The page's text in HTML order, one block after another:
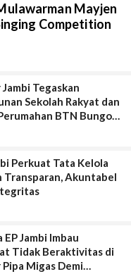
Mayjen
Competition
Tegaskan
Sekolah Rakyat dan
BTN Bungo
Harus Sejalan
Perkuat Tata Kelola
Transparan, Akuntabel
Jambi Imbau
Tidak Beraktivitas di
Migas Demi